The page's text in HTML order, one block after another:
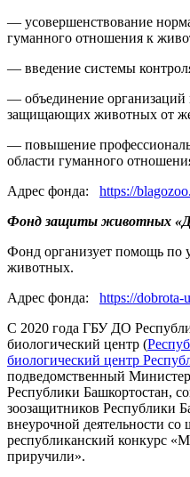
— усовершенствование
гуманного отношения к
— введение системы
— объединение
защищающих животных от
— повышение
области гуманного
Адрес фонда: https://
Фонд защиты животных
Фонд организует помощь по
животных.
Адрес фонда: https://dobrota-
С 2020 года ГБУ ДО
биологический центр (
биологический центр
подведомственный
Республики Башкортостан,
зоозащитников Республики
внеурочной деятельности
республиканский конкурс
приручили».